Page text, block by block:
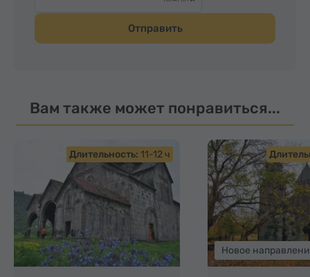
Отправить
Вам также может понравиться...
Длительность: 11-12 ч
Новое